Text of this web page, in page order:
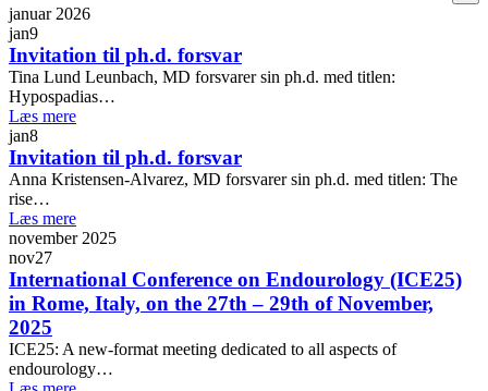
januar 2026
jan9
Invitation til ph.d. forsvar
Tina Lund Leunbach, MD forsvarer sin ph.d. med titlen:
Hypospadias…
Læs mere
jan8
Invitation til ph.d. forsvar
Anna Kristensen-Alvarez, MD forsvarer sin ph.d. med titlen: The
rise…
Læs mere
november 2025
nov27
International Conference on Endourology (ICE25)
in Rome, Italy, on the 27th – 29th of November,
2025
ICE25: A new-format meeting dedicated to all aspects of
endourology…